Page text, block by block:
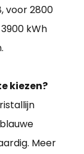
voor 2800
kWh
kiezen?
Meer